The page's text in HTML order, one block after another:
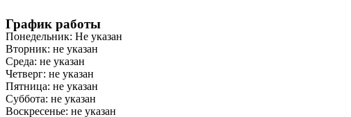
График работы
Понедельник: Не указан
Вторник: не указан
Среда: не указан
Четверг: не указан
Пятница: не указан
Суббота: не указан
Воскресенье: не указан